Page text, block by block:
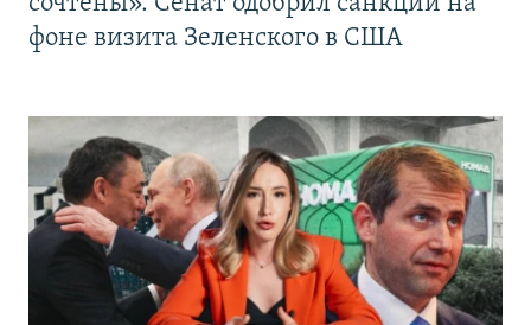
фоне визита Зеленского в США